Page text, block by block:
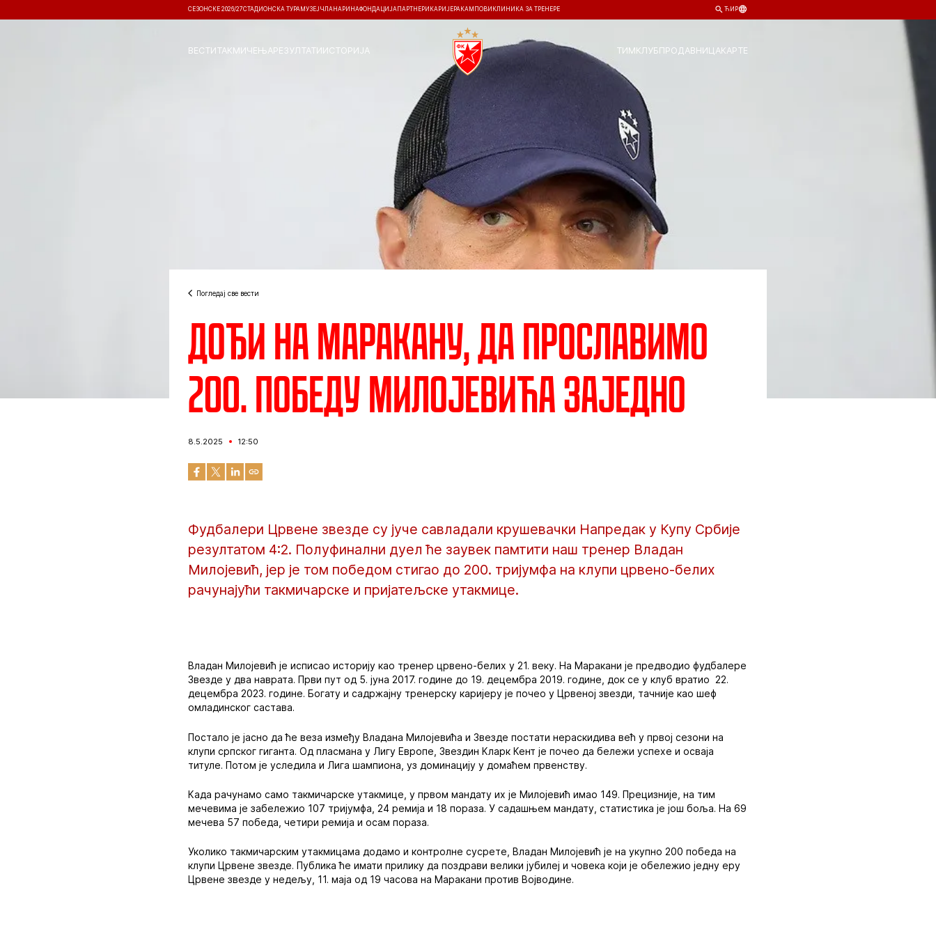
СЕЗОНСКЕ 2026/27СТАДИОНСКА ТУРА МУЗЕЈ ЧЛАНАРИНАФОНДАЦИЈА ПАРТНЕРИ КАРИЈЕРА КАМПОВИ КЛИНИКА ЗА ТРЕНЕРЕ ЋИР
ВЕСТИТАКМИЧЕЊАРЕЗУЛТАТИИСТОРИЈА ТИМКЛУБПРОДАВНИЦАКАРТЕ
Погледај све вести
Дођи на Маракану, да прославимо
200. победу Милојевића заједно
8.5.2025 12:50
Фудбалери Црвене звезде су јуче савладали крушевачки Напредак у Купу Србије
резултатом 4:2. Полуфинални дуел ће заувек памтити наш тренер Владан
Милојевић, јер је том победом стигао до 200. тријумфа на клупи црвено-белих
рачунајући такмичарске и пријатељске утакмице.
Владан Милојевић је исписао историју као тренер црвено-белих у 21. веку. На Маракани је предводио фудбалере
Звезде у два наврата. Први пут од 5. јуна 2017. године до 19. децембра 2019. године, док се у клуб вратио 22.
децембра 2023. године. Богату и садржајну тренерску каријеру је почео у Црвеној звезди, тачније као шеф
омладинског састава.
Постало је јасно да ће веза између Владана Милојевића и Звезде постати нераскидива већ у првој сезони на
клупи српског гиганта. Од пласмана у Лигу Европе, Звездин Кларк Кент је почео да бележи успехе и осваја
титуле. Потом је уследила и Лига шампиона, уз доминацију у домаћем првенству.
Када рачунамо само такмичарске утакмице, у првом мандату их је Милојевић имао 149. Прецизније, на тим
мечевима је забележио 107 тријумфа, 24 ремија и 18 пораза. У садашњем мандату, статистика је још боља. На 69
мечева 57 победа, четири ремија и осам пораза.
Уколико такмичарским утакмицама додамо и контролне сусрете, Владан Милојевић је на укупно 200 победа на
клупи Црвене звезде. Публика ће имати прилику да поздрави велики јубилеј и човека који је обележио једну еру
Црвене звезде у недељу, 11. маја од 19 часова на Маракани против Војводине.